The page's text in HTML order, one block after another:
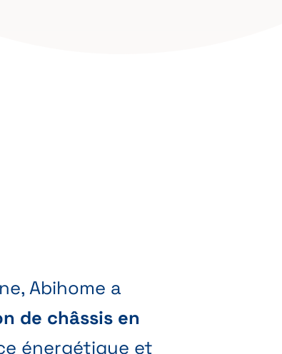
Abihome a
de châssis en
énergétique et